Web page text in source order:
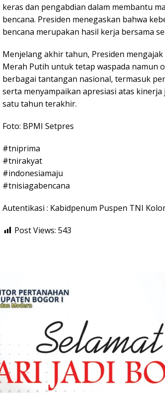
keras dan pengabdian dalam membantu
bencana. Presiden menegaskan bahwa
bencana merupakan hasil kerja bersama
Menjelang akhir tahun, Presiden
Merah Putih untuk tetap waspada namun
berbagai tantangan nasional, termasuk
serta menyampaikan apresiasi atas
satu tahun terakhir.
Foto: BPMI Setpres
#tniprima
#tnirakyat
#indonesiamaju
#tnisiagabencana
Autentikasi : Kabidpenum Puspen TNI
Post Views: 543